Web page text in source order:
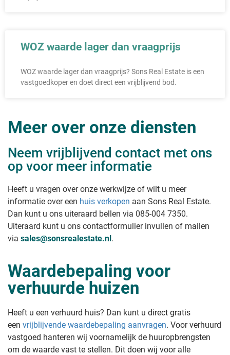
WOZ waarde lager dan vraagprijs
WOZ waarde lager dan vraagprijs? Sons Real Estate is een
vastgoedkoper en doet direct een vrijblijvend bod.
Meer over onze diensten
Neem vrijblijvend contact met ons
op voor meer informatie
Heeft u vragen over onze werkwijze of wilt u meer
informatie over een huis verkopen aan Sons Real Estate.
Dan kunt u ons uiteraard bellen via 085-004 7350.
Uiteraard kunt u ons contactformulier invullen of mailen
via sales@sonsrealestate.nl.
Waardebepaling voor
verhuurde huizen
Heeft u een verhuurd huis? Dan kunt u direct gratis
een vrijblijvende waardebepaling aanvragen. Voor verhuurd
vastgoed hanteren wij voornamelijk de huuropbrengsten
om de waarde vast te stellen. Dit doen wij voor alle